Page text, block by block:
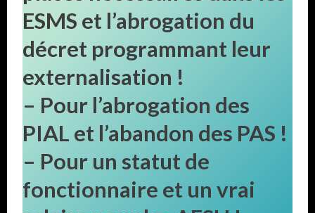
ESMS et l’abrogation du
décret programmant leur
externalisation !
– Pour l’abrogation des
PIAL et l’abandon des PAS !
– Pour un statut de
fonctionnaire et un vrai